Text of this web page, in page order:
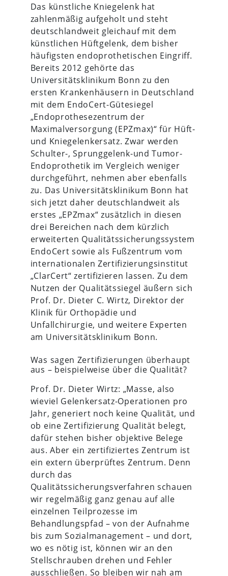
Das künstliche Kniegelenk hat
zahlenmäßig aufgeholt und steht
deutschlandweit gleichauf mit dem
künstlichen Hüftgelenk, dem bisher
häufigsten endoprothetischen Eingriff.
Bereits 2012 gehörte das
Universitätsklinikum Bonn zu den
ersten Krankenhäusern in Deutschland
mit dem EndoCert-Gütesiegel
„Endoprothesezentrum der
Maximalversorgung (EPZmax)“ für Hüft-
und Kniegelenkersatz. Zwar werden
Schulter-, Sprunggelenk-und Tumor-
Endoprothetik im Vergleich weniger
durchgeführt, nehmen aber ebenfalls
zu. Das Universitätsklinikum Bonn hat
sich jetzt daher deutschlandweit als
erstes „EPZmax“ zusätzlich in diesen
drei Bereichen nach dem kürzlich
erweiterten Qualitätssicherungssystem
EndoCert sowie als Fußzentrum vom
internationalen Zertifizierungsinstitut
„ClarCert“ zertifizieren lassen. Zu dem
Nutzen der Qualitätssiegel äußern sich
Prof. Dr. Dieter C. Wirtz, Direktor der
Klinik für Orthopädie und
Unfallchirurgie, und weitere Experten
am Universitätsklinikum Bonn.
Was sagen Zertifizierungen überhaupt
aus – beispielweise über die Qualität?
Prof. Dr. Dieter Wirtz: „Masse, also
wieviel Gelenkersatz-Operationen pro
Jahr, generiert noch keine Qualität, und
ob eine Zertifizierung Qualität belegt,
dafür stehen bisher objektive Belege
aus. Aber ein zertifiziertes Zentrum ist
ein extern überprüftes Zentrum. Denn
durch das
Qualitätssicherungsverfahren schauen
wir regelmäßig ganz genau auf alle
einzelnen Teilprozesse im
Behandlungspfad – von der Aufnahme
bis zum Sozialmanagement – und dort,
wo es nötig ist, können wir an den
Stellschrauben drehen und Fehler
ausschließen. So bleiben wir nah am